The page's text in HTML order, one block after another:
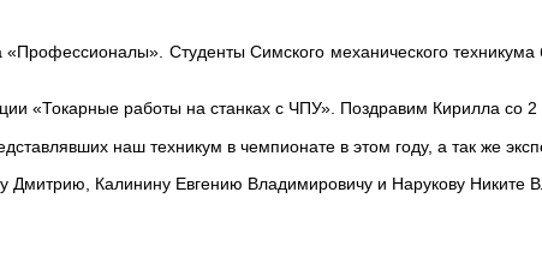
Студенты Симского механического техникума
«Токарные работы на станках с ЧПУ». Поздравим Кирилла со
наш техникум в чемпионате в этом году, а так же
Калинину Евгению Владимировичу и Нарукову Никите